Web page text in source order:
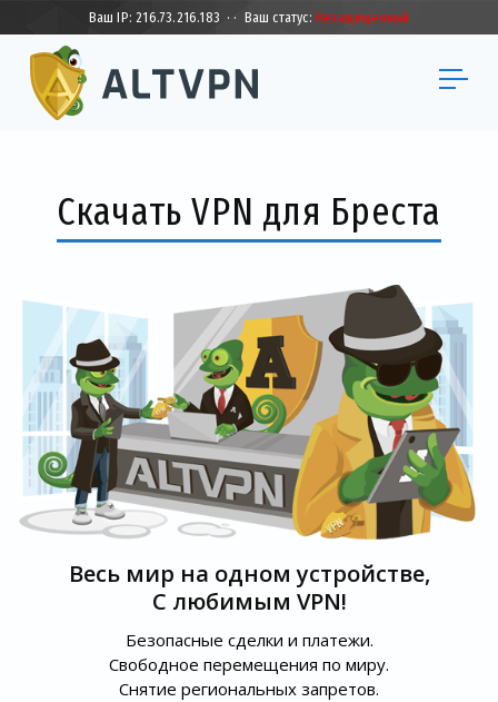
Ваш IP:216.73.216.183 · · Ваш статус:Незащищенный
Скачать VPN для Бреста
Весь мир на одном устройстве,
С любимым VPN!
Безопасные сделки и платежи.
Свободное перемещения по миру.
Снятие региональных запретов.